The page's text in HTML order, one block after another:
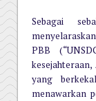
Sebagai
PBB
yang
menawarkan